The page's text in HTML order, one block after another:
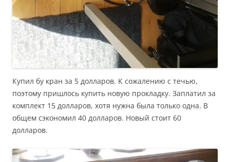
Купил бу кран за 5 долларов. К сожалению с течью,
поэтому пришлось купить новую прокладку. Заплатил за
комплект 15 долларов, хотя нужна была только одна. В
общем сэкономил 40 долларов. Новый стоит 60
долларов.